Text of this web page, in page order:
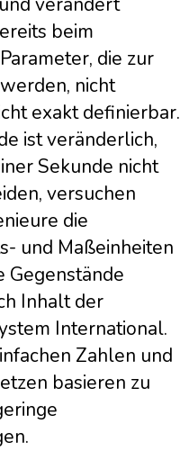
beim
die zur
nicht
exakt definierbar.
ist veränderlich,
Sekunde nicht
versuchen
die
und Maßeinheiten
Gegenstände
Inhalt der
International.
Zahlen und
basieren zu